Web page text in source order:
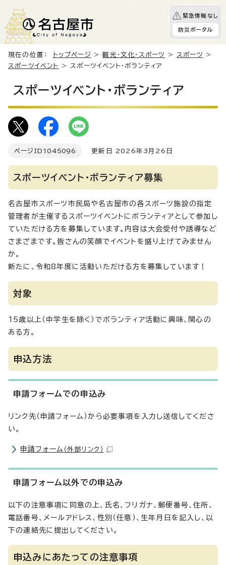
緊急情報なし
防災ポータル
現在の位置： トップページ >観光・文化・スポーツ > スポーツ
>
スポーツイベント
> スポーツイベント・ボランティア
スポーツイベント・ボランティア
ページID 1045096 更新日 2026年3月26日
スポーツイベント・ボランティア募集
名古屋市スポーツ市民局や名古屋市の各スポーツ施設の指定
管理者が主催するスポーツイベントにボランティアとして参加し
ていただける方を募集しています。内容は大会受付や誘導など
さまざまです。皆さんの笑顔でイベントを盛り上げてみません
か。
新たに、令和8年度に活動いただける方を募集しています！
対象
15歳以上（中学生を除く）でボランティア活動に興味、関心の
ある方。
申込方法
申請フォームでの申込み
リンク先（申請フォーム）から必要事項を入力し送信してくださ
い。
申請フォーム （外部リンク）
申請フォーム以外での申込み
以下の注意事項に同意の上、氏名、フリガナ、郵便番号、住所、
電話番号、メールアドレス、性別（任意）、生年月日を記入し、以
下の連絡先に提出してください。
申込みにあたっての注意事項